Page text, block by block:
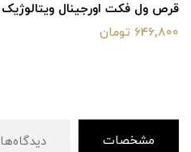
قرص ول فکت اورجینال ویتالوژیک 30 عدد
646,800 تومان
مشخصات دیدگاه‌ها